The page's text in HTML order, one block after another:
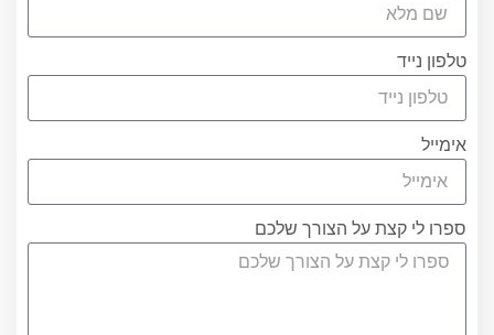
טלפון נייד
אימייל
ספרו לי קצת על הצורך שלכם